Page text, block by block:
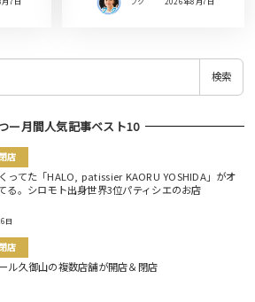
検索
ー月間人気記事ベスト10
店
ってた「HALO, patissier KAORU YOSHIDA」がオ
る。シロモト出身世界3位パティシエのお店
日
店
ル久御山の複数店舗が開店＆閉店